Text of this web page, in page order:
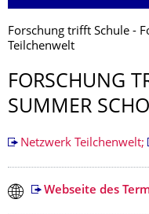
Forschung trifft Schule -
Teilchenwelt
FORSCHUNG
SUMMER
Netzwerk Teilchenwelt;
Webseite des